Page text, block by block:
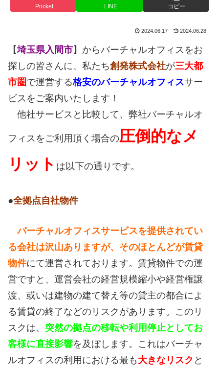
Pocket LINE コピー
2024.06.17 2024.06.28
【埼玉県入間市】からバーチャルオフィスをお
探しの皆さんに、私たち創発株式会社が三大都
市圏で運営する格安のバーチャルオフィスサー
ビスをご案内いたします！
他社サービスと比較して、弊社バーチャルオ
フィスをご利用頂く場合の圧倒的なメ
リット は以下の通りです。
●全拠点自社物件
バーチャルオフィスサービスを提供されてい
る会社は沢山ありますが、そのほとんどが賃貸
物件にて運営されております。賃貸物件での運
営ですと、運営会社の経営規模縮小や経営権譲
渡、或いは建物の建て替え等の貸主の都合によ
る賃貸の終了などのリスクがあります。このリ
スクは、 突然の拠点の移転や利用停止としてお
客様に直接影響を及ぼします。これはバーチャ
ルオフィスの利用における最も大きなリスク と